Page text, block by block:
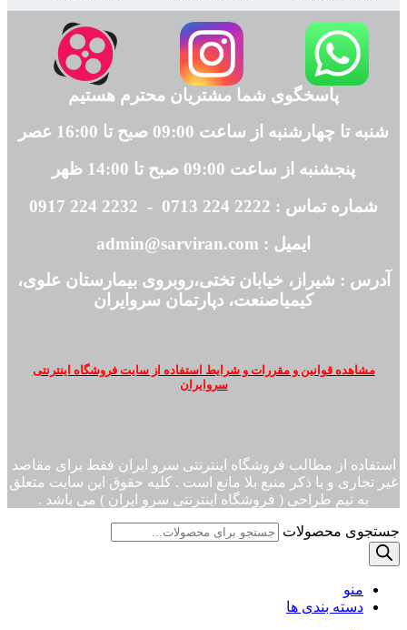
پاسخگوی شما مشتریان محترم هستیم
شنبه تا چهارشنبه از ساعت 09:00 صبح تا 16:00 عصر
پنجشنبه از ساعت 09:00 صبح تا 14:00 ظهر
شماره تماس : 2222 224 0713 - 2232 224 0917
ایمیل : admin@sarviran.com
آدرس : شیراز، خیابان تختی،روبروی بیمارستان علوی،
کیمیاصنعت، دپارتمان سروایران
مشاهده قوانین و مقررات و شرایط استفاده از سایت فروشگاه اینترنتی
سروایران
استفاده از مطالب فروشگاه اینترنتی سرو ایران فقط برای مقاصد
غیر تجاری و با ذکر منبع بلا مانع است . کلیه حقوق این سایت متعلق
به تیم طراحی ( فروشگاه اینترنتی سرو ایران ) می باشد .
جستجوی محصولات
منو
دسته بندی ها